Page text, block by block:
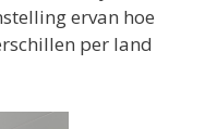
ervan hoe
per land